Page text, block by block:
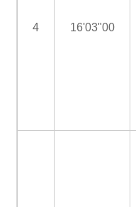
4 16'03"00